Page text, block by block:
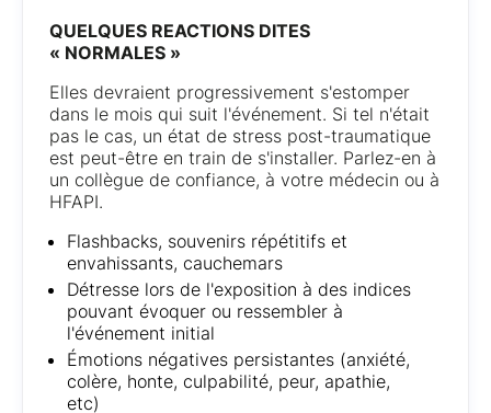
QUELQUES REACTIONS DITES
« NORMALES »
Elles devraient progressivement s'estomper
dans le mois qui suit l'événement. Si tel n'était
pas le cas, un état de stress post-traumatique
est peut-être en train de s'installer. Parlez-en à
un collègue de confiance, à votre médecin ou à
HFAPI.
Flashbacks, souvenirs répétitifs et
envahissants, cauchemars
Détresse lors de l'exposition à des indices
pouvant évoquer ou ressembler à
l'événement initial
Émotions négatives persistantes (anxiété,
colère, honte, culpabilité, peur, apathie,
etc)